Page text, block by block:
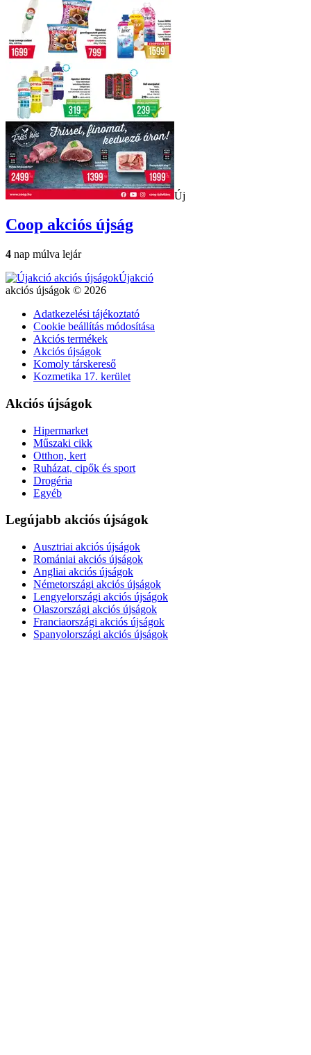
Új
Coop akciós újság
4 nap múlva lejár
Újakció
akciós újságok © 2026
Adatkezelési tájékoztató
Cookie beállítás módosítása
Akciós termékek
Akciós újságok
Komoly társkereső
Kozmetika 17. kerület
Akciós újságok
Hipermarket
Műszaki cikk
Otthon, kert
Ruházat, cipők és sport
Drogéria
Egyéb
Legújabb akciós újságok
Ausztriai akciós újságok
Romániai akciós újságok
Angliai akciós újságok
Németországi akciós újságok
Lengyelországi akciós újságok
Olaszországi akciós újságok
Franciaországi akciós újságok
Spanyolországi akciós újságok